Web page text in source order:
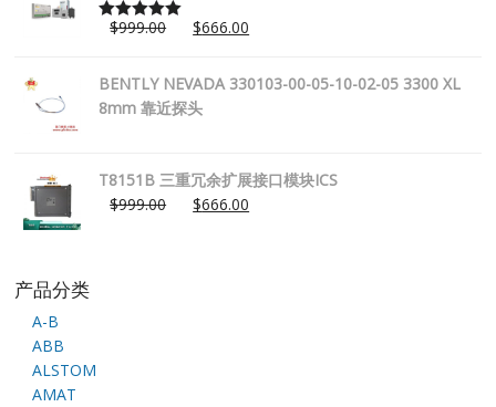
Rated5.00
$999.00 $666.00
BENTLY NEVADA 330103-00-05-10-02-05 3300 XL
8mm 靠近探头
T8151B 三重冗余扩展接口模块ICS
$999.00 $666.00
产品分类
A-B
ABB
ALSTOM
AMAT